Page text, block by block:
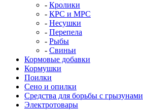
Кролики
КРС и МРС
Несушки
Перепела
Рыбы
Свиньи
Кормовые добавки
Кормушки
Поилки
Сено и опилки
Средства для борьбы с грызунами
Электротовары